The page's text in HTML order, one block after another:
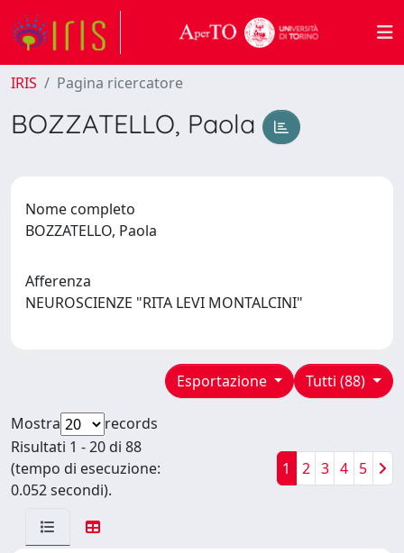
IRIS Pagina ricercatore
BOZZATELLO, Paola
Nome completo
BOZZATELLO, Paola
Afferenza
NEUROSCIENZE "RITA LEVI MONTALCINI"
Tutti (88)
Esportazione
Mostra
records
Risultati 1 - 20 di 88
(tempo di esecuzione:
0.052 secondi).
1 2 3 4 5